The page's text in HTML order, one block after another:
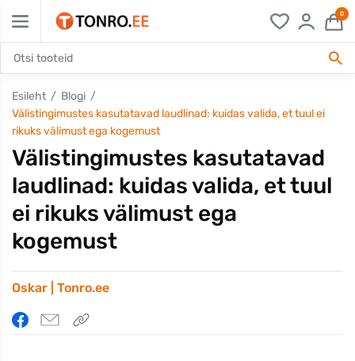
0
Esileht
Blogi
Välistingimustes kasutatavad laudlinad: kuidas valida, et tuul ei
rikuks välimust ega kogemust
Välistingimustes kasutatavad
laudlinad: kuidas valida, et tuul
ei rikuks välimust ega
kogemust
Oskar | Tonro.ee